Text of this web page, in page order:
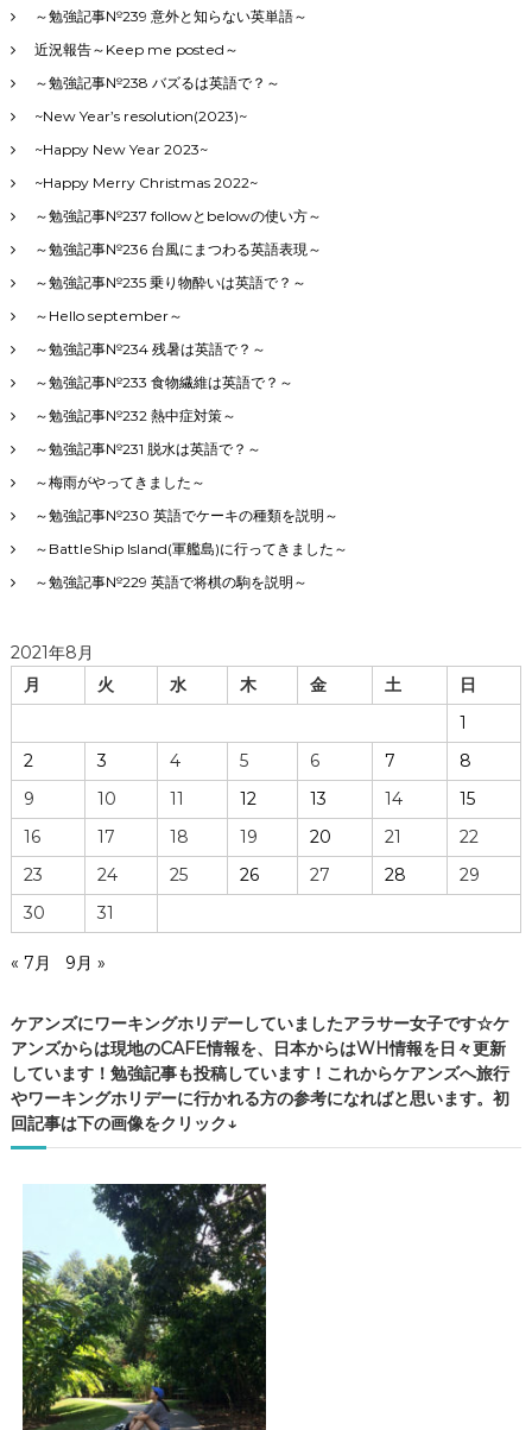
～勉強記事№239 意外と知らない英単語～
近況報告～Keep me posted～
～勉強記事№238 バズるは英語で？～
~New Year’s resolution(2023)~
~Happy New Year 2023~
~Happy Merry Christmas 2022~
～勉強記事№237 followとbelowの使い方～
～勉強記事№236 台風にまつわる英語表現～
～勉強記事№235 乗り物酔いは英語で？～
～Hello september～
～勉強記事№234 残暑は英語で？～
～勉強記事№233 食物繊維は英語で？～
～勉強記事№232 熱中症対策～
～勉強記事№231 脱水は英語で？～
～梅雨がやってきました～
～勉強記事№230 英語でケーキの種類を説明～
～BattleShip Island(軍艦島)に行ってきました～
～勉強記事№229 英語で将棋の駒を説明～
2021年8月
月
火 水 木 金 土
日
1
2
3 4 5 6 7
8
9
10 11 12 13 14
15
16
17 18 19 20 21
22
23
24 25 26 27 28
29
30
31
« 7月 9月 »
ケアンズにワーキングホリデーしていましたアラサー女子です☆ケ
アンズからは現地のCAFE情報を、日本からはWH情報を日々更新
しています！勉強記事も投稿しています！これからケアンズへ旅行
やワーキングホリデーに行かれる方の参考になればと思います。初
回記事は下の画像をクリック↓